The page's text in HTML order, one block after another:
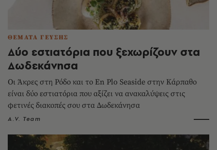
ΘΕΜΑΤΑ ΓΕΥΣΗΣ
Δύο εστιατόρια που ξεχωρίζουν στα
Δωδεκάνησα
Οι Άκρες στη Ρόδο και το En Plo Seaside στην Κάρπαθο
είναι δύο εστιατόρια που αξίζει να ανακαλύψεις στις
φετινές διακοπές σου στα Δωδεκάνησα
A.V. Team